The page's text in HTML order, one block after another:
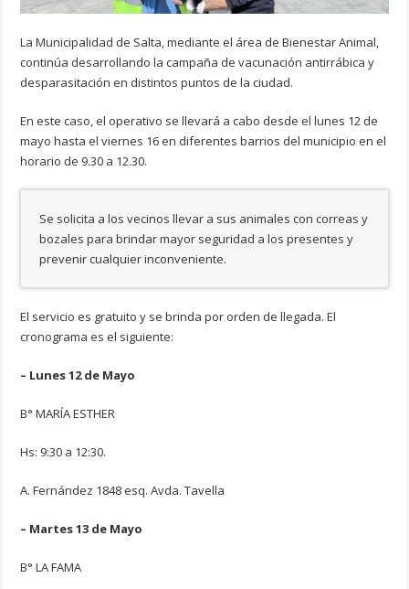
La Municipalidad de Salta, mediante el área de Bienestar Animal,
continúa desarrollando la campaña de vacunación antirrábica y
desparasitación en distintos puntos de la ciudad.
En este caso, el operativo se llevará a cabo desde el lunes 12 de
mayo hasta el viernes 16 en diferentes barrios del municipio en el
horario de 9.30 a 12.30.
Se solicita a los vecinos llevar a sus animales con correas y
bozales para brindar mayor seguridad a los presentes y
prevenir cualquier inconveniente.
El servicio es gratuito y se brinda por orden de llegada. El
cronograma es el siguiente:
– Lunes 12 de Mayo
B° MARÍA ESTHER
Hs: 9:30 a 12:30.
A. Fernández 1848 esq. Avda. Tavella
– Martes 13 de Mayo
B° LA FAMA